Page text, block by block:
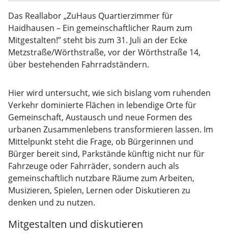
Das Reallabor „ZuHaus Quartierzimmer für
Haidhausen – Ein gemeinschaftlicher Raum zum
Mitgestalten!” steht bis zum 31. Juli an der Ecke
Metzstraße/Wörthstraße, vor der Wörthstraße 14,
über bestehenden Fahrradständern.
Hier wird untersucht, wie sich bislang vom ruhenden
Verkehr dominierte Flächen in lebendige Orte für
Gemeinschaft, Austausch und neue Formen des
urbanen Zusammenlebens transformieren lassen. Im
Mittelpunkt steht die Frage, ob Bürgerinnen und
Bürger bereit sind, Parkstände künftig nicht nur für
Fahrzeuge oder Fahrräder, sondern auch als
gemeinschaftlich nutzbare Räume zum Arbeiten,
Musizieren, Spielen, Lernen oder Diskutieren zu
denken und zu nutzen.
Mitgestalten und diskutieren